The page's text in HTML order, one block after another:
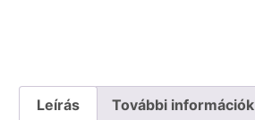
Leírás További információk